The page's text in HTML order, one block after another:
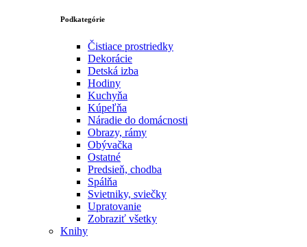
Podkategórie
Čistiace prostriedky
Dekorácie
Detská izba
Hodiny
Kuchyňa
Kúpeľňa
Náradie do domácnosti
Obrazy, rámy
Obývačka
Ostatné
Predsieň, chodba
Spálňa
Svietniky, sviečky
Upratovanie
Zobraziť všetky
Knihy